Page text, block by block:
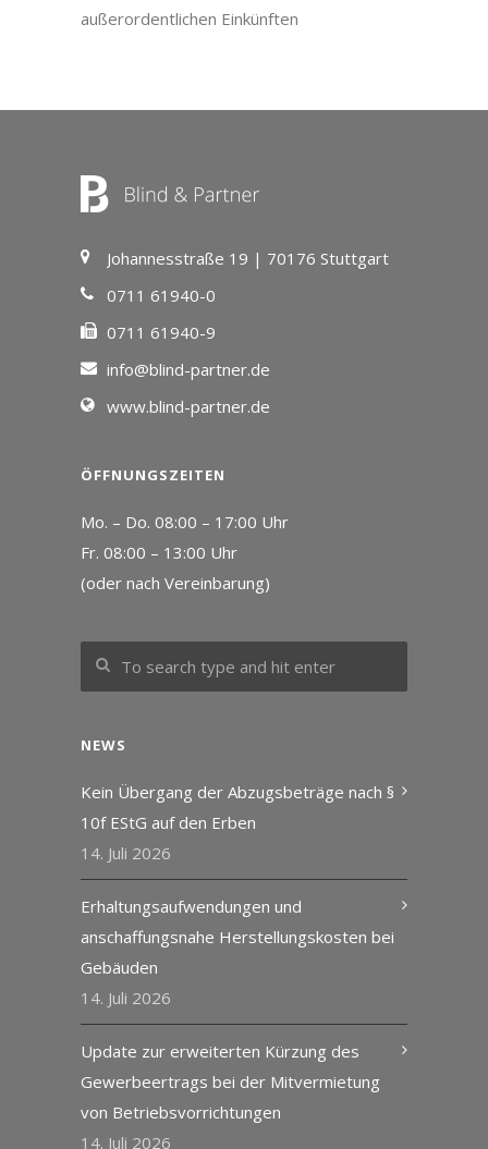
außerordentlichen Einkünften
Johannesstraße 19 | 70176 Stuttgart
0711 61940-0
0711 61940-9
info@blind-partner.de
www.blind-partner.de
ÖFFNUNGSZEITEN
Mo. – Do. 08:00 – 17:00 Uhr
Fr. 08:00 – 13:00 Uhr
(oder nach Vereinbarung)
NEWS
Kein Übergang der Abzugsbeträge nach §
10f EStG auf den Erben
14. Juli 2026
Erhaltungsaufwendungen und
anschaffungsnahe Herstellungskosten bei
Gebäuden
14. Juli 2026
Update zur erweiterten Kürzung des
Gewerbeertrags bei der Mitvermietung
von Betriebsvorrichtungen
14. Juli 2026